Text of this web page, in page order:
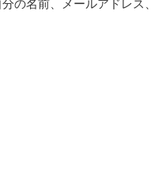
の名前、メールアドレス